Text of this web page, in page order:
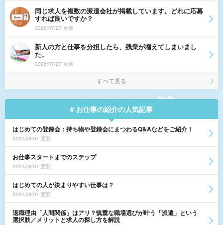
同じ求人を複数の派遣会社が掲載しています。どれに応募
すれば良いですか？
2026/07/27 更新
新人の方と仕事を分担したら、残業が増えてしまいまし
た。
2026/07/27 更新
すべて見る
# お仕事の紹介の人気記事
はじめての登録会：持ち物や登録会にまつわるQ&Aなどをご紹介！
2024/08/01 更新
お仕事スタートまでのステップ
2024/08/01 更新
はじめての人が決まりやすい仕事は？
2024/08/01 更新
退職理由「人間関係」はアリ？慎重な職場選びが叶う「派遣」という
選択肢／メリットと求人の探し方を解説